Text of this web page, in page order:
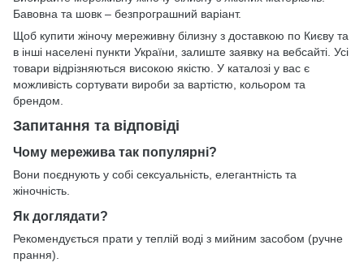
Бавовна та шовк – безпрограшний варіант.
Щоб купити жіночу мереживну білизну з доставкою по Києву та
в інші населені пункти України, залиште заявку на вебсайті. Усі
товари відрізняються високою якістю. У каталозі у вас є
можливість сортувати вироби за вартістю, кольором та
брендом.
Запитання та відповіді
Чому мережива так популярні?
Вони поєднують у собі сексуальність, елегантність та
жіночність.
Як доглядати?
Рекомендується прати у теплій воді з мийним засобом (ручне
прання).